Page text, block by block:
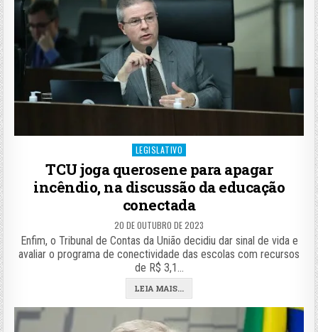
Posted
LEGISLATIVO
TCU joga querosene para apagar
incêndio, na discussão da educação
conectada
20 DE OUTUBRO DE 2023
Enfim, o Tribunal de Contas da União decidiu dar sinal de vida e
avaliar o programa de conectividade das escolas com recursos
de R$ 3,1…
LEIA MAIS...